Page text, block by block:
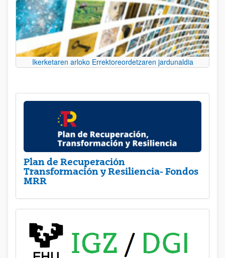
Ikerketaren arloko Errektoreordetzaren jardunaldia
Plan de Recuperación
Transformación y Resiliencia- Fondos
MRR